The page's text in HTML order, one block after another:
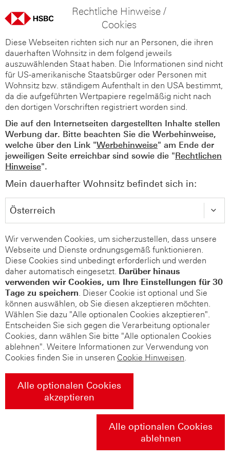
Rechtliche Hinweise /
Cookies
Diese Webseiten richten sich nur an Personen, die ihren
dauerhaften Wohnsitz in dem folgend jeweils
auszuwählenden Staat haben. Die Informationen sind nicht
für US-amerikanische Staatsbürger oder Personen mit
Wohnsitz bzw. ständigem Aufenthalt in den USA bestimmt,
da die aufgeführten Wertpapiere regelmäßig nicht nach
den dortigen Vorschriften registriert worden sind.
Die auf den Internetseiten dargestellten Inhalte stellen
Werbung dar. Bitte beachten Sie die Werbehinweise,
welche über den Link "Werbehinweise" am Ende der
jeweiligen Seite erreichbar sind sowie die "Rechtlichen
Hinweise".
Mein dauerhafter Wohnsitz befindet sich in:
Wir verwenden Cookies, um sicherzustellen, dass unsere
Webseite und Dienste ordnungsgemäß funktionieren.
Diese Cookies sind unbedingt erforderlich und werden
daher automatisch eingesetzt. Darüber hinaus
verwenden wir Cookies, um Ihre Einstellungen für 30
Tage zu speichern. Dieser Cookie ist optional und Sie
können auswählen, ob Sie diesen akzeptieren möchten.
Wählen Sie dazu "Alle optionalen Cookies akzeptieren".
Entscheiden Sie sich gegen die Verarbeitung optionaler
Cookies, dann wählen Sie bitte "Alle optionalen Cookies
ablehnen". Weitere Informationen zur Verwendung von
Cookies finden Sie in unseren Cookie Hinweisen.
Alle optionalen Cookies
akzeptieren
Alle optionalen Cookies
ablehnen